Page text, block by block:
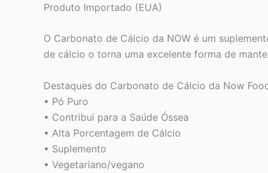
Produto Importado (EUA)
O Carbonato de Cálcio da NOW é um
de cálcio o torna uma excelente forma de
Destaques do Carbonato de Cálcio da Now
• Pó Puro
• Contribui para a Saúde Óssea
• Alta Porcentagem de Cálcio
• Suplemento
• Vegetariano/vegano